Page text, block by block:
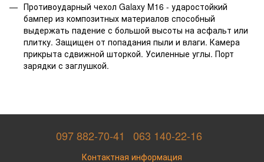
Противоударный чехол Galaxy M16 - ударостойкий
бампер из композитных материалов способный
выдержать падение с большой высоты на асфальт или
плитку. Защищен от попадания пыли и влаги. Камера
прикрыта сдвижной шторкой. Усиленные углы. Порт
зарядки с заглушкой.
097 882-70-41 063 140-22-16
Контактная информация